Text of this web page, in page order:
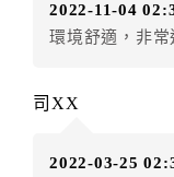
房者不得要求退
額3個月
．訂房者使用「
2022-11-04
環境舒適，非常
司XX
2022-03-25